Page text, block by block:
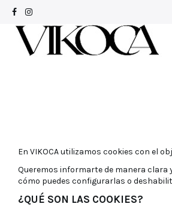
En VIKOCA utilizamos cookies con el
Queremos informarte de manera clara
cómo puedes configurarlas o
¿QUÉ SON LAS COOKIES?